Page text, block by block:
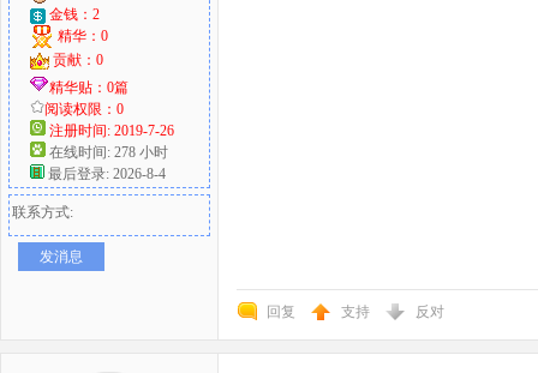
金钱：2
精华：0
贡献：0
精华贴：0篇
阅读权限：0
注册时间: 2019-7-26
在线时间: 278 小时
最后登录: 2026-8-4
联系方式:
发消息
回复 支持 反对